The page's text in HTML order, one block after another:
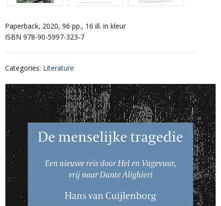
Paperback, 2020, 96 pp., 16 ill. in kleur
ISBN 978-90-5997-323-7
Categories: Literature